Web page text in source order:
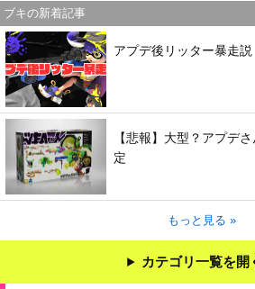
ブキの新着記事
アプデ後リッター暴走説
【悲報】大型？アプデ
定
もっと見る »
カテゴリ一覧を開